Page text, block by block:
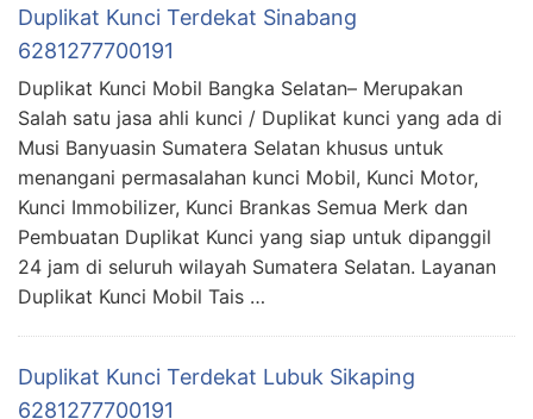
Duplikat Kunci Terdekat Sinabang
6281277700191
Duplikat Kunci Mobil Bangka Selatan– Merupakan
Salah satu jasa ahli kunci / Duplikat kunci yang ada di
Musi Banyuasin Sumatera Selatan khusus untuk
menangani permasalahan kunci Mobil, Kunci Motor,
Kunci Immobilizer, Kunci Brankas Semua Merk dan
Pembuatan Duplikat Kunci yang siap untuk dipanggil
24 jam di seluruh wilayah Sumatera Selatan. Layanan
Duplikat Kunci Mobil Tais …
Duplikat Kunci Terdekat Lubuk Sikaping
6281277700191